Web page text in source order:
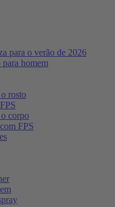
para o verão de 2026
para homem
rosto
o corpo
FPS